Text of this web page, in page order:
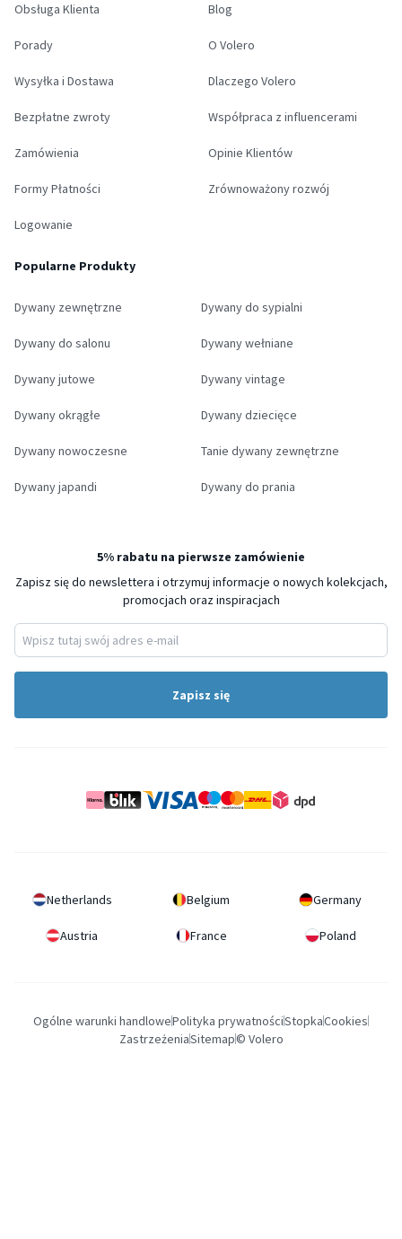
Obsługa Klienta
Porady
Wysyłka i Dostawa
Bezpłatne zwroty
Zamówienia
Formy Płatności
Logowanie
Blog
O Volero
Dlaczego Volero
Współpraca z influencerami
Opinie Klientów
Zrównoważony rozwój
Popularne Produkty
Dywany zewnętrzne Dywany do sypialni
Dywany do salonu Dywany wełniane
Dywany jutowe Dywany vintage
Dywany okrągłe Dywany dziecięce
Dywany nowoczesne Tanie dywany zewnętrzne
Dywany japandi Dywany do prania
5% rabatu na pierwsze zamówienie
Zapisz się do newslettera i otrzymuj informacje o nowych kolekcjach,
promocjach oraz inspiracjach
Zapisz się
Netherlands Belgium Germany
Austria France Poland
Ogólne warunki handlowePolityka prywatnościStopkaCookies
ZastrzeżeniaSitemap© Volero